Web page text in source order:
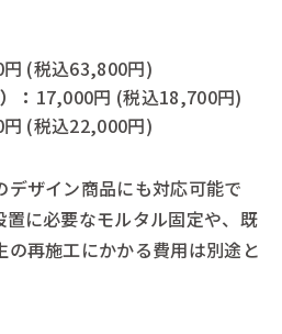
(税込63,800円)
： 17,000円 (税込18,700円)
(税込22,000円)
デザイン商品にも対応可能で
に必要なモルタル固定や、既
再施工にかかる費用は別途と